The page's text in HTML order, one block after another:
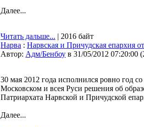
Далее...
Читать дальше... | 2016 байт
Нарва : Нарвская и Причудская епархия
Автор: Адм/Бенбоу в 31/05/2012 07:20:00 (
30 мая 2012 года исполнился ровно год
Московском и всея Руси решения об
Патриархата Нарвской и Причудской
Далее...